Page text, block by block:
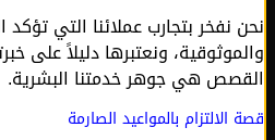
بتجارب عملائنا التي تؤكد
ونعتبرها دليلاً على
هي جوهر خدمتنا البشرية.
بالمواعيد الصارمة